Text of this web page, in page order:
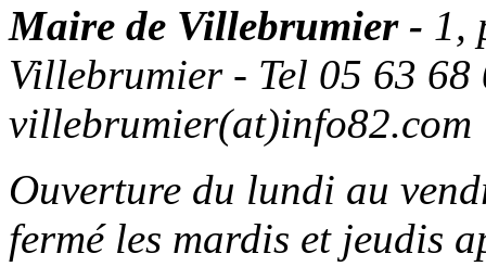
Maire de Villebrumier - 1,
Villebrumier - Tel 05 63
villebrumier(at)info82.com
Ouverture du lundi au
fermé les mardis et jeudis